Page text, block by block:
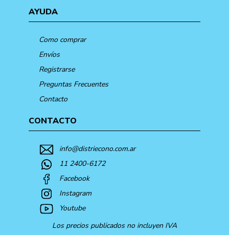
AYUDA
Como comprar
Envíos
Registrarse
Preguntas Frecuentes
Contacto
CONTACTO
info@distriecono.com.ar
11 2400-6172
Facebook
Instagram
Youtube
Los precios publicados no incluyen IVA